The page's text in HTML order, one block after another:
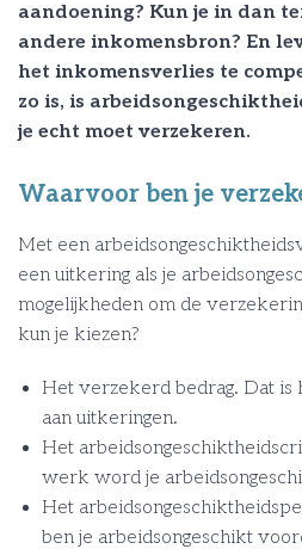
aandoening? Kun je in dan
andere inkomensbron? En
het inkomensverlies te
zo is, is
je echt moet verzekeren.
Waarvoor ben je
Met een
een uitkering als je
mogelijkheden om de
kun je kiezen?
Het verzekerd bedrag. Dat is
aan uitkeringen.
Het
werk word je
Het
ben je arbeidsongeschikt